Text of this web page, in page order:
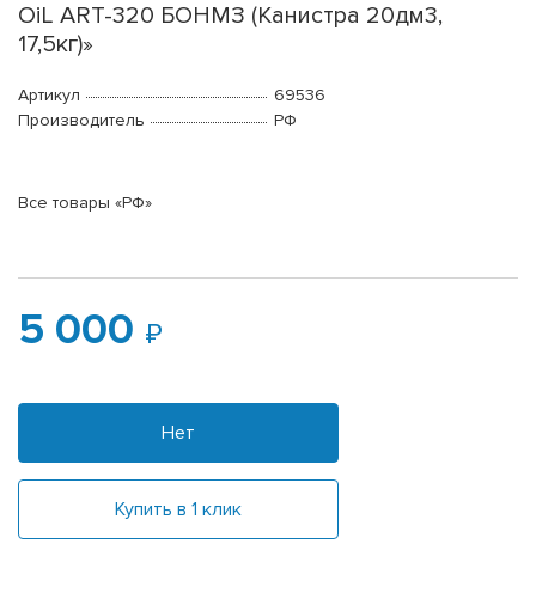
OiL ART-320 БОНМЗ (Канистра 20дм3,
17,5кг)»
Артикул
69536
Производитель
РФ
Все товары «РФ»
5 000
Нет
Купить в 1 клик